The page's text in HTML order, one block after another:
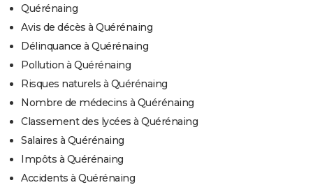
Quérénaing
Avis de décès à Quérénaing
Délinquance à Quérénaing
Pollution à Quérénaing
Risques naturels à Quérénaing
Nombre de médecins à Quérénaing
Classement des lycées à Quérénaing
Salaires à Quérénaing
Impôts à Quérénaing
Accidents à Quérénaing